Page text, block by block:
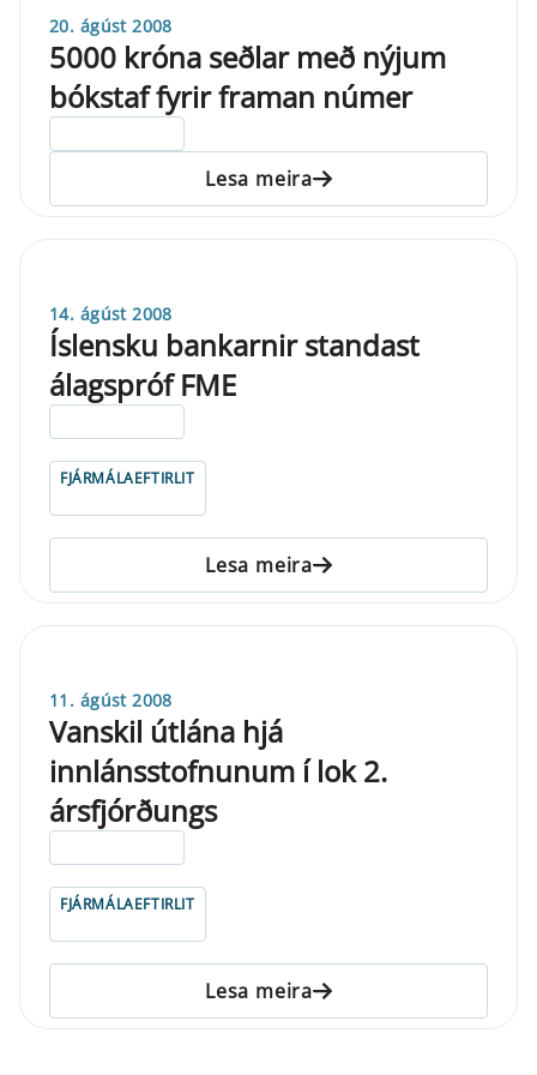
20. ágúst 2008
5000 króna seðlar með nýjum
bókstaf fyrir framan númer
Lesa meira
14. ágúst 2008
Íslensku bankarnir standast
álagspróf FME
FJÁRMÁLAEFTIRLIT
Lesa meira
11. ágúst 2008
Vanskil útlána hjá
innlánsstofnunum í lok 2.
ársfjórðungs
FJÁRMÁLAEFTIRLIT
Lesa meira